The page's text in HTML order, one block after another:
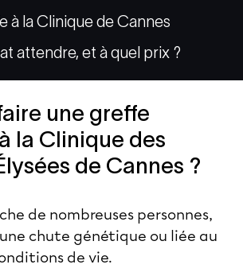
à la Clinique de Cannes
attendre, et à quel prix ?
une greffe
la Clinique des
de Cannes ?
de nombreuses personnes,
chute génétique ou liée au
de vie.